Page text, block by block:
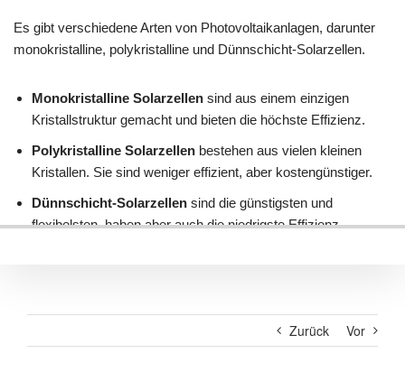
Zurück Vor